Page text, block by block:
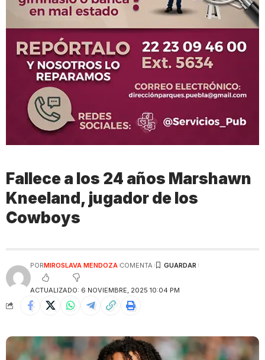
Fallece a los 24 años Marshawn
Kneeland, jugador de los
Cowboys
ACTUALIZADO: 6 NOVIEMBRE, 2025 10:04 PM
PORMIROSLAVA MENDOZA COMENTA